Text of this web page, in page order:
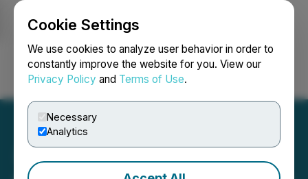
Cookie Settings
We use cookies to analyze user behavior in order to
constantly improve the website for you. View our
Privacy Policy and Terms of Use.
Necessary
Analytics
Login Search Français